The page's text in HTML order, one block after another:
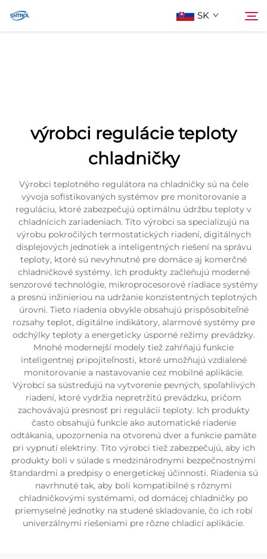
SK
Kontaktujte Nás
výrobci regulácie teploty
chladničky
Výrobci teplotného regulátora na chladničky sú na čele
vývoja sofistikovaných systémov pre monitorovanie a
reguláciu, ktoré zabezpečujú optimálnu údržbu teploty v
chladnícich zariadeniach. Títo výrobci sa specializujú na
výrobu pokročilých termostatických riadení, digitálnych
displejových jednotiek a inteligentných riešení na správu
teploty, ktoré sú nevyhnutné pre domáce aj komerčné
chladničkové systémy. Ich produkty začleňujú moderné
senzorové technológie, mikroprocesorové riadiace systémy
a presnú inžinieriou na udržanie konzistentných teplotných
úrovni. Tieto riadenia obvykle obsahujú prispôsobiteľné
rozsahy teplot, digitálne indikátory, alarmové systémy pre
odchýlky teploty a energeticky úsporné režimy prevádzky.
Mnohé modernejší modely tiež zahŕňajú funkcie
inteligentnej pripojiteľnosti, ktoré umožňujú vzdialené
monitorovanie a nastavovanie cez mobilné aplikácie.
Výrobci sa sústreďujú na vytvorenie pevných, spoľahlivých
riadení, ktoré vydržia nepretržitú prevádzku, pričom
zachovávajú presnosť pri regulácii teploty. Ich produkty
často obsahujú funkcie ako automatické riadenie
odtákania, upozornenia na otvorenú dver a funkcie pamäte
pri vypnutí elektriny. Títo výrobci tiež zabezpečujú, aby ich
produkty boli v súlade s medzinárodnymi bezpečnostnými
štandardmi a predpisy o energetickej účinnosti. Riadenia sú
navrhnuté tak, aby boli kompatibilné s rôznymi
chladničkovými systémami, od domácej chladničky po
priemyselné jednotky na studené skladovanie, čo ich robí
univerzálnymi riešeniami pre rôzne chladicí aplikácie.